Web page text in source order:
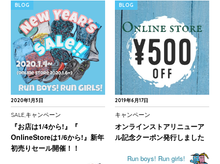
2020年1月3日
BLOG
SALE,キャンペーン
『お店は1/4から!』『
OnlineStoreは1/6から!』新年
初売りセール開催！！
2019年6月17日
BLOG
キャンペーン
オンラインストアリニューア
ル記念クーポン発行しました
Run boys! Run girls!